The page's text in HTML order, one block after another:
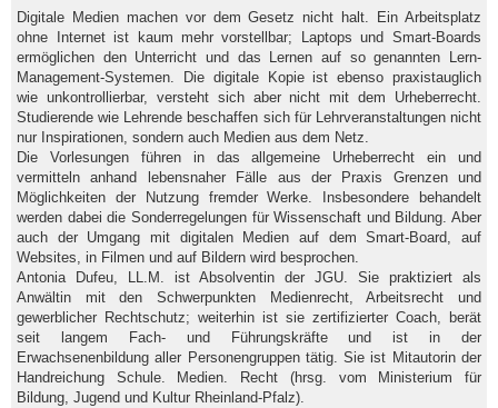
Digitale Medien machen vor dem Gesetz nicht halt. Ein Arbeitsplatz
ohne Internet ist kaum mehr vorstellbar; Laptops und Smart-Boards
ermöglichen den Unterricht und das Lernen auf so genannten Lern-
Management-Systemen. Die digitale Kopie ist ebenso praxistauglich
wie unkontrollierbar, versteht sich aber nicht mit dem Urheberrecht.
Studierende wie Lehrende beschaffen sich für Lehrveranstaltungen nicht
nur Inspirationen, sondern auch Medien aus dem Netz.
Die Vorlesungen führen in das allgemeine Urheberrecht ein und
vermitteln anhand lebensnaher Fälle aus der Praxis Grenzen und
Möglichkeiten der Nutzung fremder Werke. Insbesondere behandelt
werden dabei die Sonderregelungen für Wissenschaft und Bildung. Aber
auch der Umgang mit digitalen Medien auf dem Smart-Board, auf
Websites, in Filmen und auf Bildern wird besprochen.
Antonia Dufeu, LL.M. ist Absolventin der JGU. Sie praktiziert als
Anwältin mit den Schwerpunkten Medienrecht, Arbeitsrecht und
gewerblicher Rechtschutz; weiterhin ist sie zertifizierter Coach, berät
seit langem Fach- und Führungskräfte und ist in der
Erwachsenenbildung aller Personengruppen tätig. Sie ist Mitautorin der
Handreichung Schule. Medien. Recht (hrsg. vom Ministerium für
Bildung, Jugend und Kultur Rheinland-Pfalz).